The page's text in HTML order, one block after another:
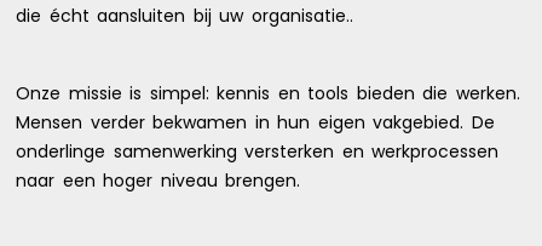
die écht aansluiten bij uw organisatie..
Onze missie is simpel: kennis en tools bieden die werken.
Mensen verder bekwamen in hun eigen vakgebied. De
onderlinge samenwerking versterken en werkprocessen
naar een hoger niveau brengen.